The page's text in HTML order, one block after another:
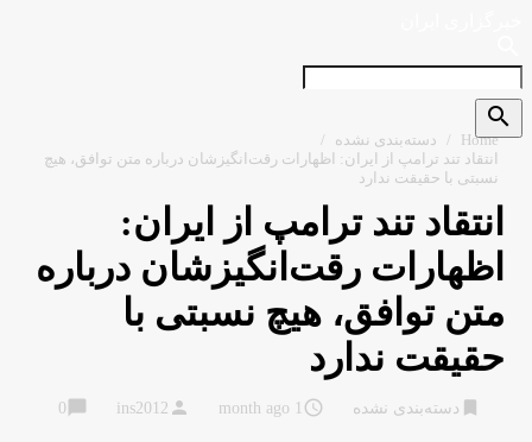
Home دسته‌بندی نشده
انتقاد تند ترامپ از ایران: اظهارات رقت‌انگیزشان درباره متن توافق، هیچ
نسبتی با حقیقت ندارد
انتقاد تند ترامپ از ایران:
اظهارات رقت‌انگیزشان درباره
متن توافق، هیچ نسبتی با
حقیقت ندارد
دسته‌بندی نشده access_time
1 month ago
person
ins2012
chat_bubble
search